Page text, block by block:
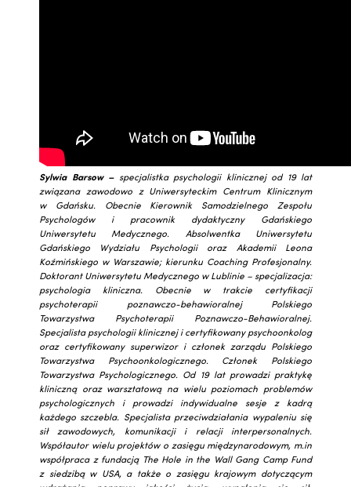
Sylwia Barsow –specjalistka psychologii klinicznej od 19 lat
związana zawodowo z Uniwersyteckim Centrum Klinicznym
w Gdańsku. Obecnie Kierownik Samodzielnego Zespołu
Psychologów i pracownik dydaktyczny Gdańskiego
Uniwersytetu Medycznego. Absolwentka Uniwersytetu
Gdańskiego Wydziału Psychologii oraz Akademii Leona
Koźmińskiego w Warszawie; kierunku Coaching Profesjonalny.
Doktorant Uniwersytetu Medycznego w Lublinie – specjalizacja:
psychologia kliniczna. Obecnie w trakcie certyfikacji
psychoterapii poznawczo-behawioralnej Polskiego
Towarzystwa Psychoterapii Poznawczo-Behawioralnej.
Specjalista psychologii klinicznej i certyfikowany psychoonkolog
oraz certyfikowany superwizor i członek zarządu Polskiego
Towarzystwa Psychoonkologicznego. Członek Polskiego
Towarzystwa Psychologicznego. Od 19 lat prowadzi praktykę
kliniczną oraz warsztatową na wielu poziomach problemów
psychologicznych i prowadzi indywidualne sesje z kadrą
każdego szczebla. Specjalista przeciwdziałania wypaleniu się
sił zawodowych, komunikacji i relacji interpersonalnych.
Współautor wielu projektów o zasięgu międzynarodowym, m.in
współpraca z fundacją The Hole in the Wall Gang Camp Fund
z siedzibą w USA, a także o zasięgu krajowym dotyczącym